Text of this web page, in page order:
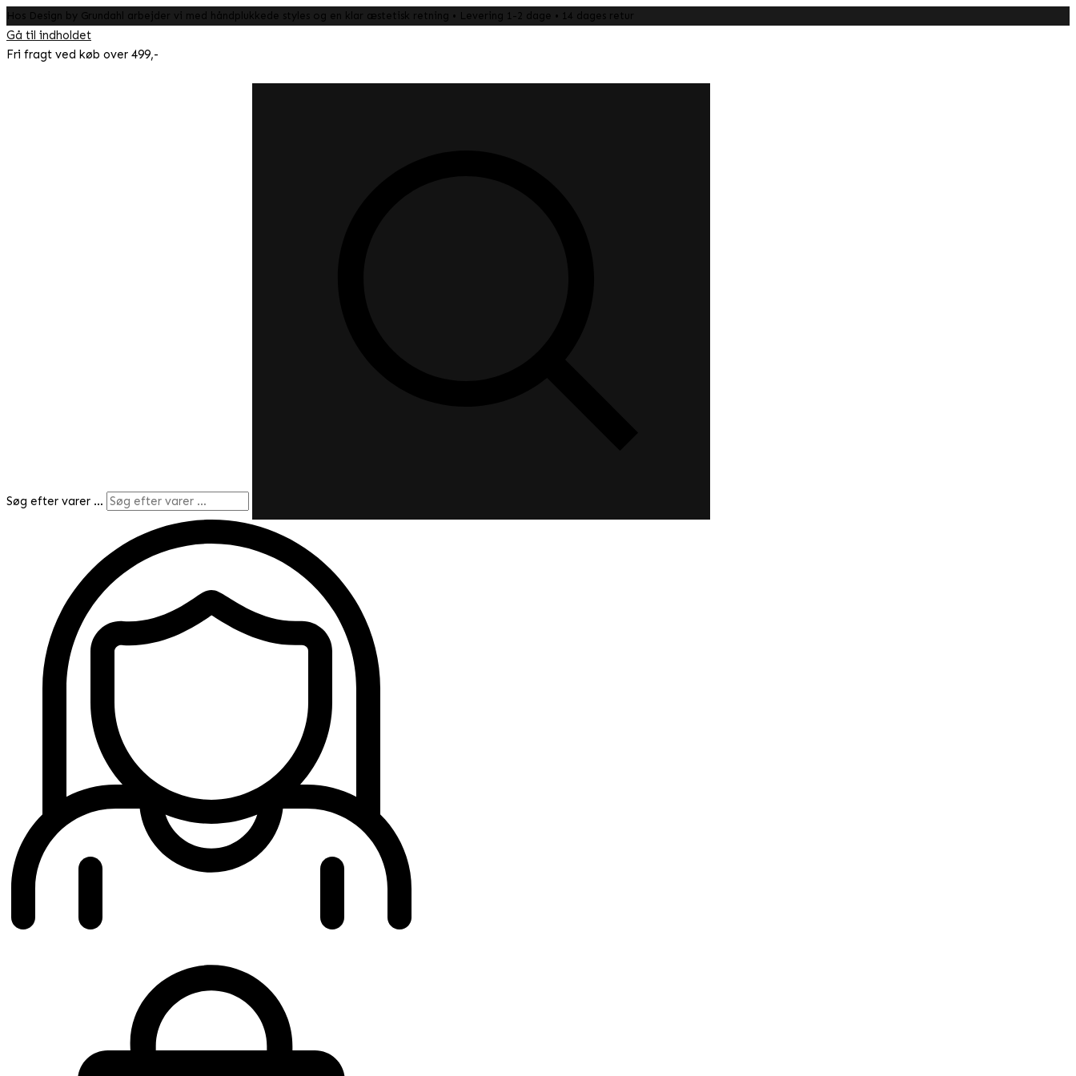
Hos Design by Grundahl arbejder vi med håndplukkede styles og en klar æstetisk retning • Levering 1-2 dage • 14 dages retur
Gå til indholdet
Fri fragt ved køb over 499,-
Søg efter varer …